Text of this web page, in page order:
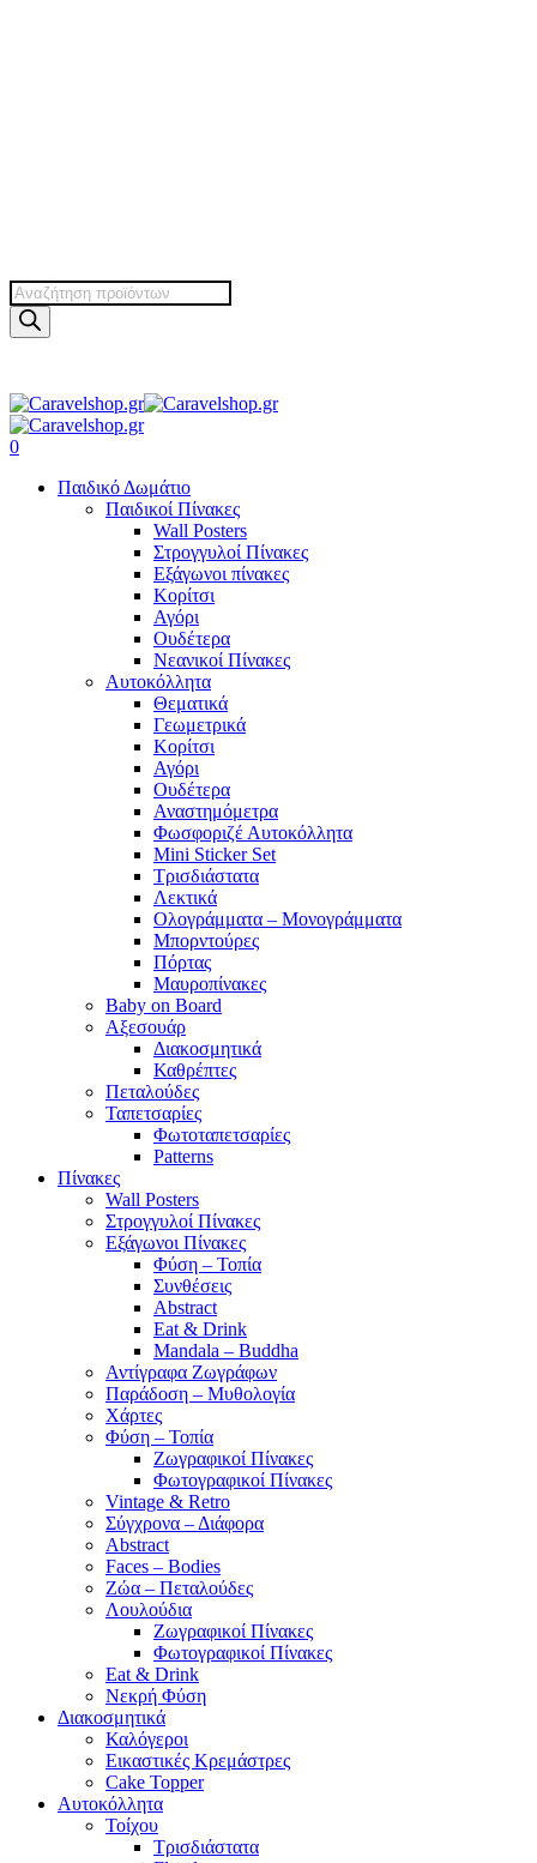
Products
search
search
account
0
Παιδικό Δωμάτιο
Παιδικοί Πίνακες
Wall Posters
Στρογγυλοί Πίνακες
Εξάγωνοι πίνακες
Κορίτσι
Αγόρι
Ουδέτερα
Νεανικοί Πίνακες
Αυτοκόλλητα
Θεματικά
Γεωμετρικά
Κορίτσι
Αγόρι
Ουδέτερα
Αναστημόμετρα
Φωσφοριζέ Αυτοκόλλητα
Mini Sticker Set
Tρισδιάστατα
Λεκτικά
Ολογράμματα – Μονογράμματα
Μπορντούρες
Πόρτας
Μαυροπίνακες
Baby on Board
Αξεσουάρ
Διακοσμητικά
Καθρέπτες
Πεταλούδες
Ταπετσαρίες
Φωτοταπετσαρίες
Patterns
Πίνακες
Wall Posters
Στρογγυλοί Πίνακες
Εξάγωνοι Πίνακες
Φύση – Τοπία
Συνθέσεις
Abstract
Eat & Drink
Mandala – Buddha
Αντίγραφα Ζωγράφων
Παράδοση – Μυθολογία
Χάρτες
Φύση – Τοπία
Ζωγραφικοί Πίνακες
Φωτογραφικοί Πίνακες
Vintage & Retro
Σύγχρονα – Διάφορα
Abstract
Faces – Bodies
Ζώα – Πεταλούδες
Λουλούδια
Ζωγραφικοί Πίνακες
Φωτογραφικοί Πίνακες
Eat & Drink
Νεκρή Φύση
Διακοσμητικά
Καλόγεροι
Εικαστικές Κρεμάστρες
Cake Topper
Αυτοκόλλητα
Τοίχου
Τρισδιάστατα